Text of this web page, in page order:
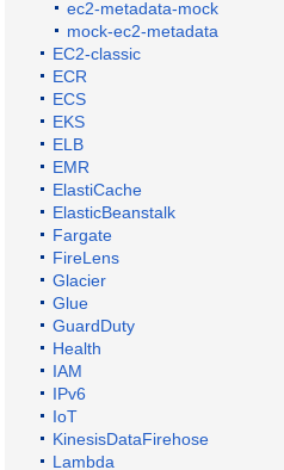
ec2-metadata-mock
mock-ec2-metadata
EC2-classic
ECR
ECS
EKS
ELB
EMR
ElastiCache
ElasticBeanstalk
Fargate
FireLens
Glacier
Glue
GuardDuty
Health
IAM
IPv6
IoT
KinesisDataFirehose
Lambda